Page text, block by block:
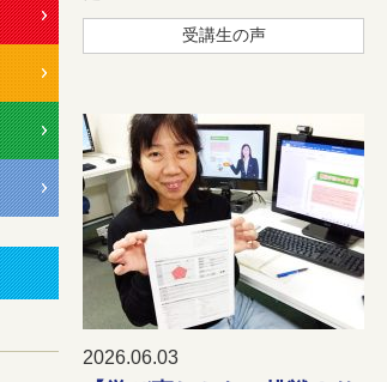
受講生の声
2026.06.03